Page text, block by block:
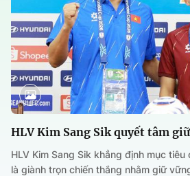
HLV Kim Sang Sik quyết tâm
HLV Kim Sang Sik khẳng định mục
là giành trọn chiến thắng nhằm giữ